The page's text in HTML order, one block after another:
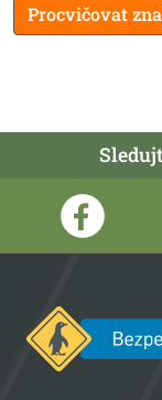
Procvičovat